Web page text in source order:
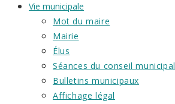
Vie municipale
Mot du maire
Mairie
Élus
Séances du conseil municipal
Bulletins municipaux
Affichage légal